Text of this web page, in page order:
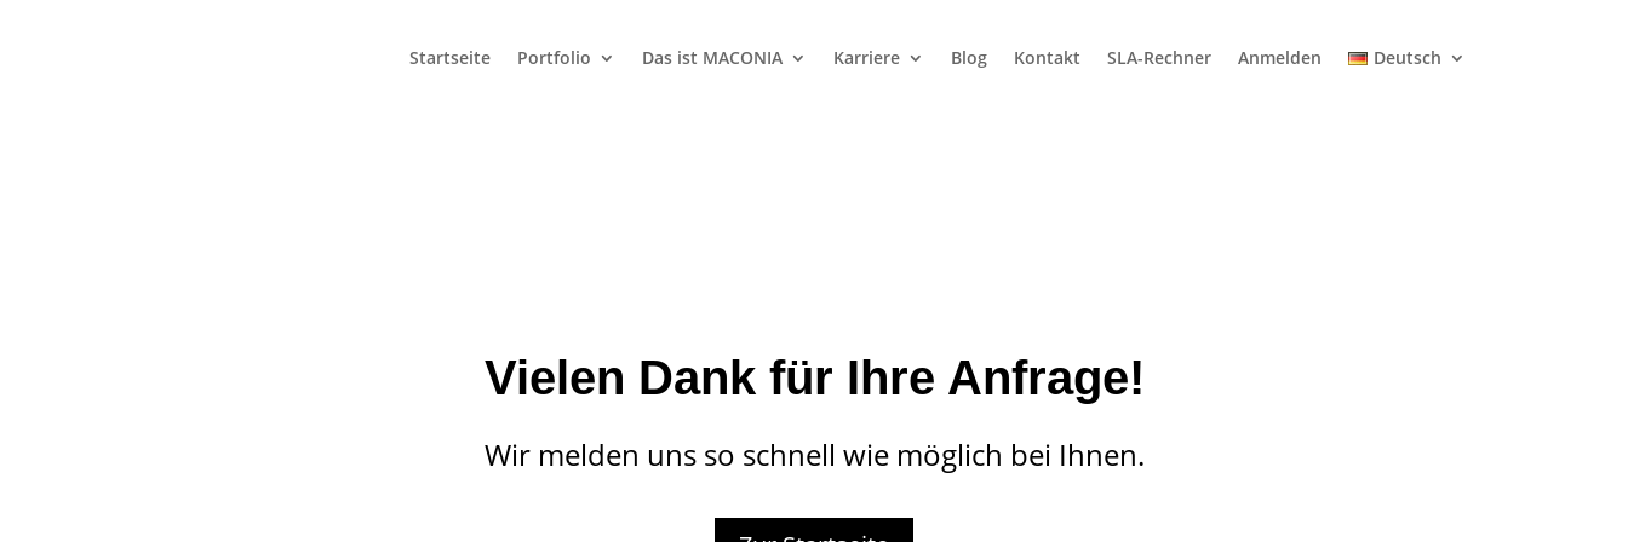
Startseite Portfolio Das ist MACONIA Karriere Blog Kontakt SLA-Rechner Anmelden Deutsch
Vielen Dank für Ihre Anfrage!
Wir melden uns so schnell wie möglich bei Ihnen.